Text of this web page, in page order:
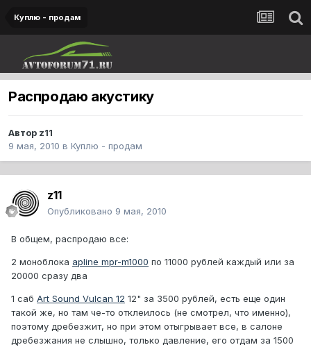
Куплю - продам
Распродаю акустику
Автор z11
9 мая, 2010 в Куплю - продам
z11
Опубликовано 9 мая, 2010
В общем, распродаю все:
2 моноблока apline mpr-m1000 по 11000 рублей каждый или за
20000 сразу два
1 саб Art Sound Vulcan 12 12" за 3500 рублей, есть еще один
такой же, но там че-то отклеилось (не смотрел, что именно),
поэтому дребезжит, но при этом отыгрывает все, в салоне
дребезжания не слышно, только давление, его отдам за 1500